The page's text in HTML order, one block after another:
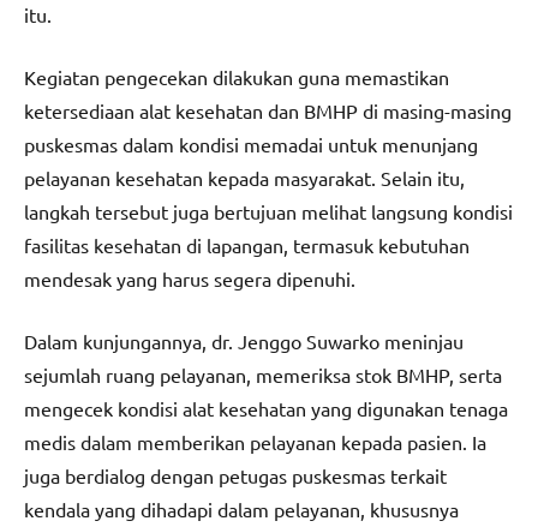
itu.
Kegiatan pengecekan dilakukan guna memastikan
ketersediaan alat kesehatan dan BMHP di masing-masing
puskesmas dalam kondisi memadai untuk menunjang
pelayanan kesehatan kepada masyarakat. Selain itu,
langkah tersebut juga bertujuan melihat langsung kondisi
fasilitas kesehatan di lapangan, termasuk kebutuhan
mendesak yang harus segera dipenuhi.
Dalam kunjungannya, dr. Jenggo Suwarko meninjau
sejumlah ruang pelayanan, memeriksa stok BMHP, serta
mengecek kondisi alat kesehatan yang digunakan tenaga
medis dalam memberikan pelayanan kepada pasien. Ia
juga berdialog dengan petugas puskesmas terkait
kendala yang dihadapi dalam pelayanan, khususnya